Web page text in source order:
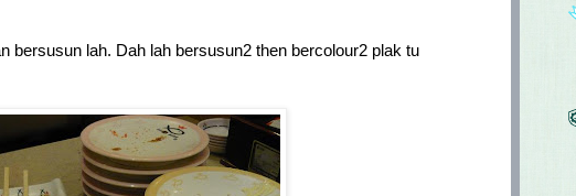
bersusun lah. Dah lah bersusun2 then bercolour2 plak tu